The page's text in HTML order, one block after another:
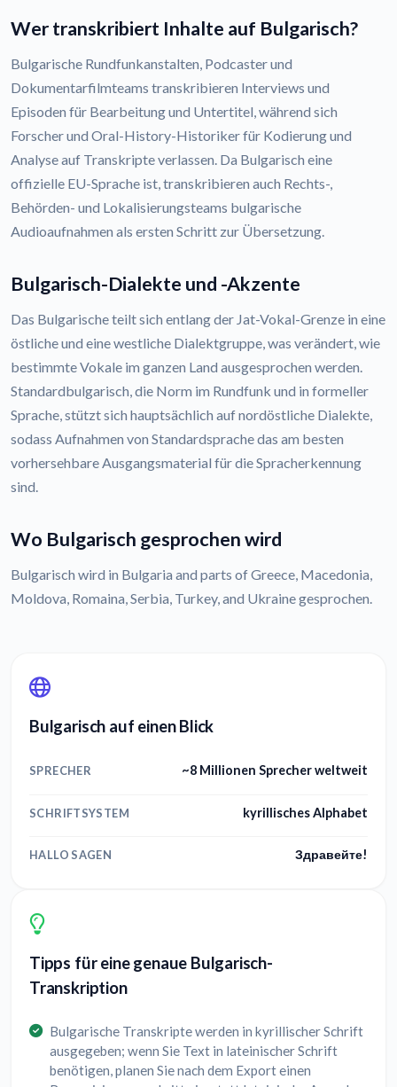
Wer transkribiert Inhalte auf Bulgarisch?
Bulgarische Rundfunkanstalten, Podcaster und
Dokumentarfilmteams transkribieren Interviews und
Episoden für Bearbeitung und Untertitel, während sich
Forscher und Oral-History-Historiker für Kodierung und
Analyse auf Transkripte verlassen. Da Bulgarisch eine
offizielle EU-Sprache ist, transkribieren auch Rechts-,
Behörden- und Lokalisierungsteams bulgarische
Audioaufnahmen als ersten Schritt zur Übersetzung.
Bulgarisch-Dialekte und -Akzente
Das Bulgarische teilt sich entlang der Jat-Vokal-Grenze in eine
östliche und eine westliche Dialektgruppe, was verändert, wie
bestimmte Vokale im ganzen Land ausgesprochen werden.
Standardbulgarisch, die Norm im Rundfunk und in formeller
Sprache, stützt sich hauptsächlich auf nordöstliche Dialekte,
sodass Aufnahmen von Standardsprache das am besten
vorhersehbare Ausgangsmaterial für die Spracherkennung
sind.
Wo Bulgarisch gesprochen wird
Bulgarisch wird in Bulgaria and parts of Greece, Macedonia,
Moldova, Romaina, Serbia, Turkey, and Ukraine gesprochen.
Bulgarisch auf einen Blick
SPRECHER ~8 Millionen Sprecher weltweit
SCHRIFTSYSTEM kyrillisches Alphabet
HALLO SAGEN Здравейте!
Tipps für eine genaue Bulgarisch-
Transkription
Bulgarische Transkripte werden in kyrillischer Schrift
ausgegeben; wenn Sie Text in lateinischer Schrift
benötigen, planen Sie nach dem Export einen